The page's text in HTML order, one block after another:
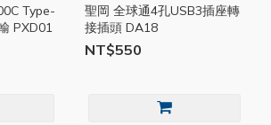
Type-
PXD01
聖岡 全球通4孔USB3插座轉
接插頭 DA18
NT$550